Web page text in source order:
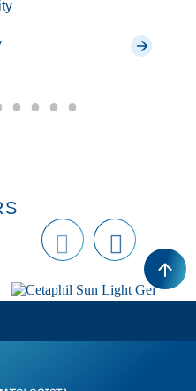
Prev
next